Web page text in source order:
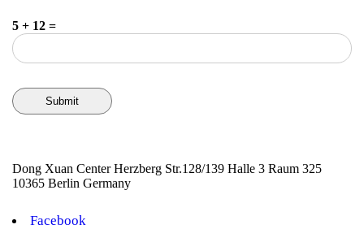
5 + 12 =
Submit
Dong Xuan Center Herzberg Str.128/139 Halle 3 Raum 325
10365 Berlin Germany
Facebook